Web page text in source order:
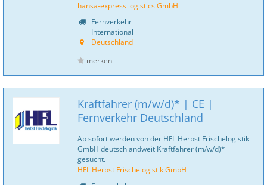
hansa-express logistics GmbH
Fernverkehr
International
Deutschland
merken
Kraftfahrer (m/w/d)* | CE |
Fernverkehr Deutschland
Ab sofort werden von der HFL Herbst Frischelogistik
GmbH deutschlandweit Kraftfahrer (m/w/d)*
gesucht.
HFL Herbst Frischelogistik GmbH